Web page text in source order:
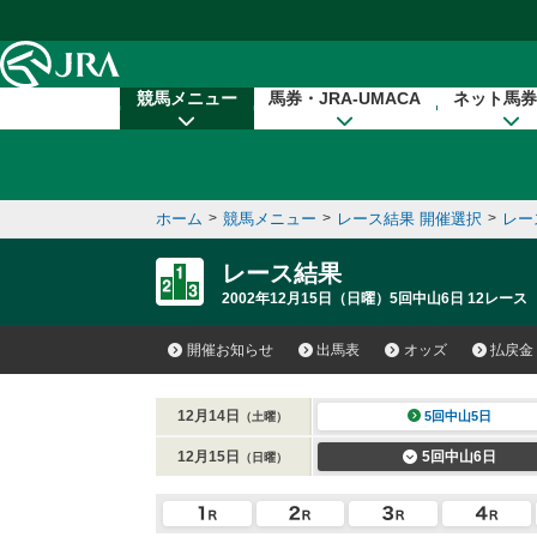
競馬メニュー 馬券・JRA-UMACA ネット馬
ホーム > 競馬メニュー > レース結果 開催選択 > レ
レース結果
2002年12月15日（日曜）5回中山6日 12レース
開催お知らせ 出馬表 オッズ 払戻金
12月14日 （土曜） 5回中山5日
12月15日 （日曜） 5回中山6日